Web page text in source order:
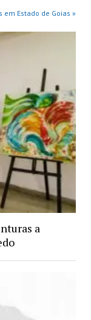
em Estado de Goias »
a